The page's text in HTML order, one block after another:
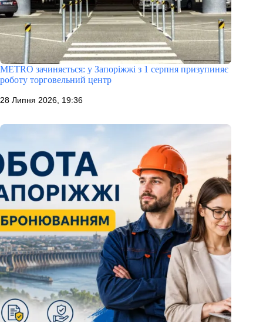
METRO зачиняється: у Запоріжжі з 1 серпня призупиняє
роботу торговельний центр
28 Липня 2026, 19:36